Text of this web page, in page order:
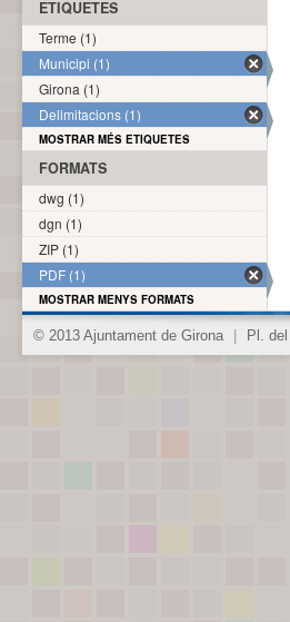
ETIQUETES
Terme (1)
Municipi (1)
Girona (1)
Delimitacions (1)
MOSTRAR MÉS ETIQUETES
FORMATS
dwg (1)
dgn (1)
ZIP (1)
PDF (1)
MOSTRAR MENYS FORMATS
© 2013 Ajuntament de Girona Pl.